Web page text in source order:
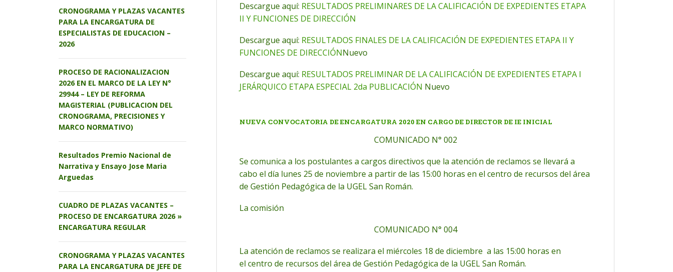
Descargue aquí: RESULTADOS PRELIMINARES DE LA CALIFICACIÓN DE EXPEDIENTES ETAPA
II Y FUNCIONES DE DIRECCIÓN
Descargue aquí: RESULTADOS FINALES DE LA CALIFICACIÓN DE EXPEDIENTES ETAPA II Y
FUNCIONES DE DIRECCIÓNNuevo
Descargue aquí: RESULTADOS PRELIMINAR DE LA CALIFICACIÓN DE EXPEDIENTES ETAPA I
JERÁRQUICO ETAPA ESPECIAL 2da PUBLICACIÓN Nuevo
NUEVA CONVOCATORIA DE ENCARGATURA 2020 EN CARGO DE DIRECTOR DE IE INICIAL
COMUNICADO N° 002
Se comunica a los postulantes a cargos directivos que la atención de reclamos se llevará a
cabo el día lunes 25 de noviembre a partir de las 15:00 horas en el centro de recursos del área
de Gestión Pedagógica de la UGEL San Román.
La comisión
COMUNICADO N° 004
La atención de reclamos se realizara el miércoles 18 de diciembre a las 15:00 horas en
el centro de recursos del área de Gestión Pedagógica de la UGEL San Román.
CRONOGRAMA Y PLAZAS VACANTES
PARA LA ENCARGATURA DE
ESPECIALISTAS DE EDUCACION –
2026
PROCESO DE RACIONALIZACION
2026 EN EL MARCO DE LA LEY N°
29944 – LEY DE REFORMA
MAGISTERIAL (PUBLICACION DEL
CRONOGRAMA, PRECISIONES Y
MARCO NORMATIVO)
Resultados Premio Nacional de
Narrativa y Ensayo Jose Maria
Arguedas
CUADRO DE PLAZAS VACANTES –
PROCESO DE ENCARGATURA 2026 »
ENCARGATURA REGULAR
CRONOGRAMA Y PLAZAS VACANTES
PARA LA ENCARGATURA DE JEFE DE